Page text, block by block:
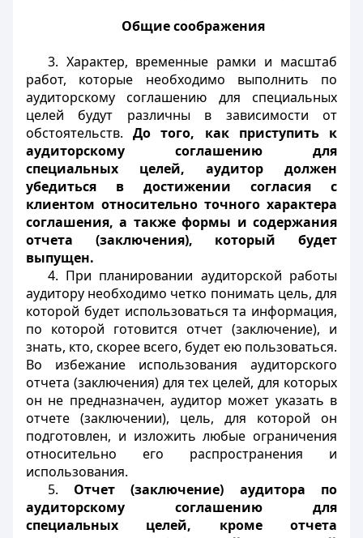
Общие соображения
3. Характер, временные рамки и масштаб
работ, которые необходимо выполнить по
аудиторскому соглашению для специальных
целей будут различны в зависимости от
обстоятельств.До того, как приступить к
аудиторскому соглашению для
специальных целей, аудитор должен
убедиться в достижении согласия с
клиентом относительно точного характера
соглашения, а также формы и содержания
отчета (заключения), который будет
выпущен.
4. При планировании аудиторской работы
аудитору необходимо четко понимать цель, для
которой будет использоваться та информация,
по которой готовится отчет (заключение), и
знать, кто, скорее всего, будет ею пользоваться.
Во избежание использования аудиторского
отчета (заключения) для тех целей, для которых
он не предназначен, аудитор может указать в
отчете (заключении), цель, для которой он
подготовлен, и изложить любые ограничения
относительно его распространения и
использования.
5. Отчет (заключение) аудитора по
аудиторскому соглашению для
специальных целей, кроме отчета